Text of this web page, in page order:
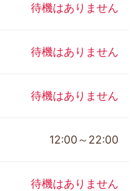
待機はありません
待機はありません
待機はありません
12:00～22:00
待機はありません